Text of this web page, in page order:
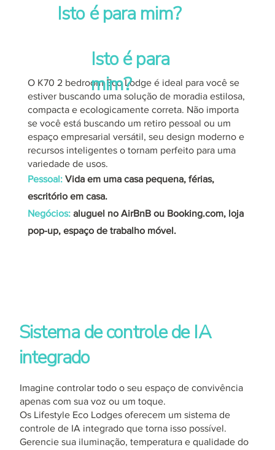
Isto é para mim?
O K70 2 bedroom Eco Lodge é ideal para você se
estiver buscando uma solução de moradia estilosa,
compacta e ecologicamente correta. Não importa
se você está buscando um retiro pessoal ou um
espaço empresarial versátil, seu design moderno e
recursos inteligentes o tornam perfeito para uma
variedade de usos.
Pessoal:Vida em uma casa pequena, férias,
escritório em casa.
Negócios:aluguel no AirBnB ou Booking.com, loja
pop-up, espaço de trabalho móvel.
Isto é para
mim?
Sistema de controle de IA
integrado
Imagine controlar todo o seu espaço de convivência
apenas com sua voz ou um toque.
Os Lifestyle Eco Lodges oferecem um sistema de
controle de IA integrado que torna isso possível.
Gerencie sua iluminação, temperatura e qualidade do